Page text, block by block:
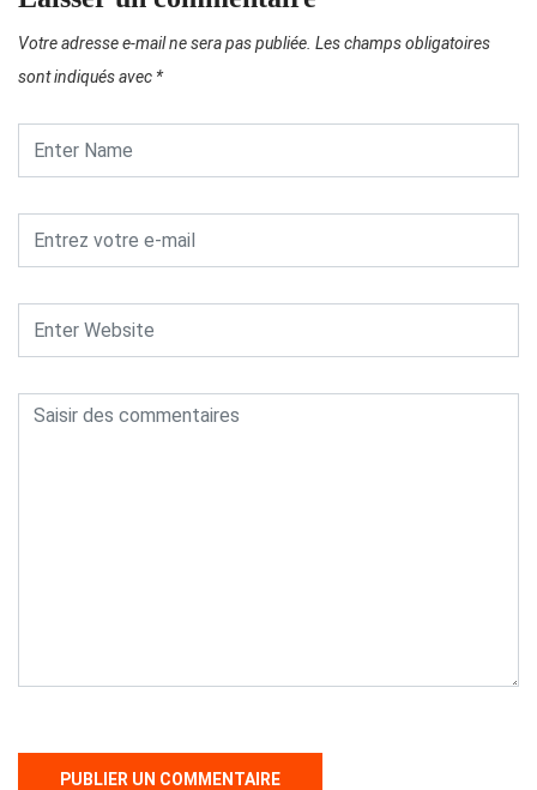
Votre adresse e-mail ne sera pas publiée. Les champs obligatoires
sont indiqués avec *